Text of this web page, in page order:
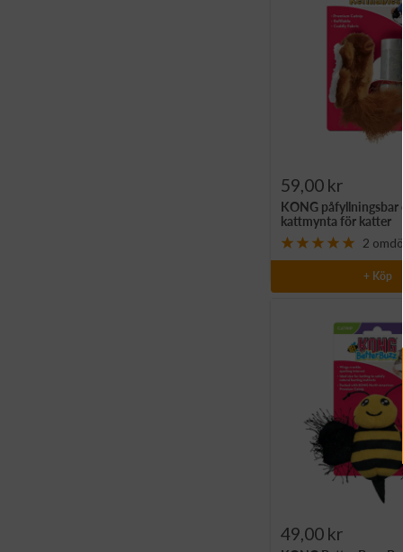
Rea-
pris
59,00 kr
KONG påfyllningsbar
kattmynta för katter
2
+ Köp
Rea-
49,00 kr